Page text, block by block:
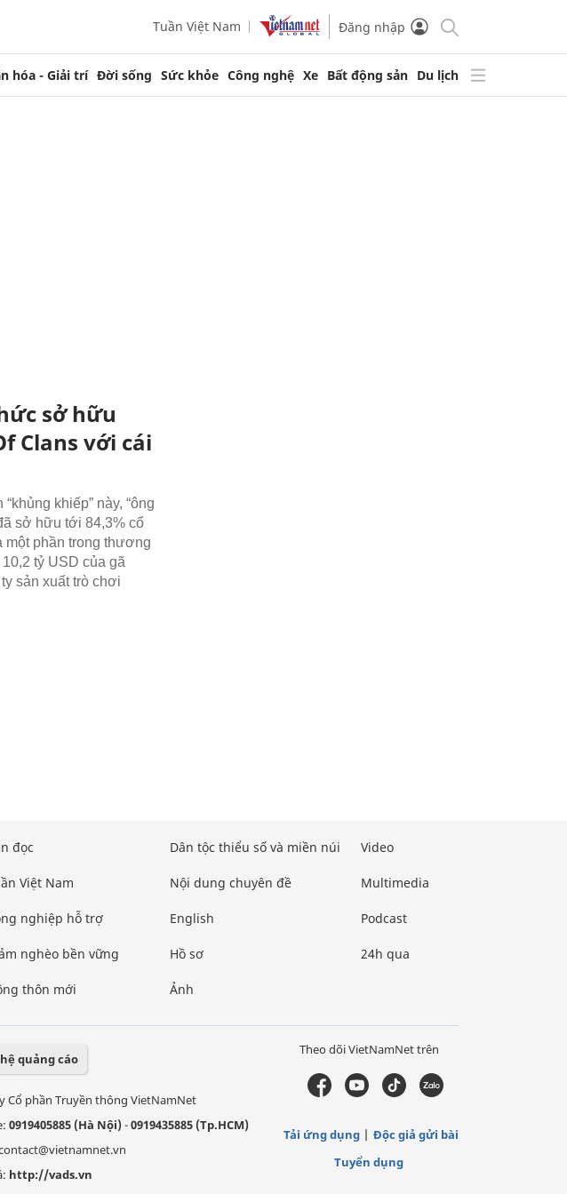
Tuần Việt Nam Đăng nhập
hóa - Giải trí Đời sống Sức khỏe Công nghệ Xe Bất động sản Du lịch
sở hữu
Clans với cái
khiếp” này, “ông
sở hữu tới 84,3% cổ
một phần trong thương
tỷ USD của gã
sản xuất trò chơi
đọc
Việt Nam
nghiệp hỗ trợ
nghèo bền vững
thôn mới
Dân tộc thiểu số và miền núi
Nội dung chuyên đề
English
Hồ sơ
Ảnh
Video
Multimedia
Podcast
24h qua
quảng cáo
Cổ phần Truyền thông VietNamNet
0919405885 (Hà Nội)-0919435885 (Tp.HCM)
http://vads.vn
Theo dõi VietNamNet trên
Tải ứng dụng
Độc giả gửi bài
Tuyển dụng